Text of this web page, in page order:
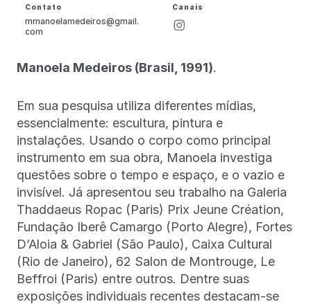
Contato
mmanoelamedeiros@gmail.
com
Canais
Manoela Medeiros (Brasil, 1991).
Em sua pesquisa utiliza diferentes mídias,
essencialmente: escultura, pintura e
instalações. Usando o corpo como principal
instrumento em sua obra, Manoela investiga
questões sobre o tempo e espaço, e o vazio e
invisível. Já apresentou seu trabalho na Galeria
Thaddaeus Ropac (Paris) Prix Jeune Création,
Fundação Iberê Camargo (Porto Alegre), Fortes
D’Aloia & Gabriel (São Paulo), Caixa Cultural
(Rio de Janeiro), 62 Salon de Montrouge, Le
Beffroi (Paris) entre outros. Dentre suas
exposições individuais recentes destacam-se